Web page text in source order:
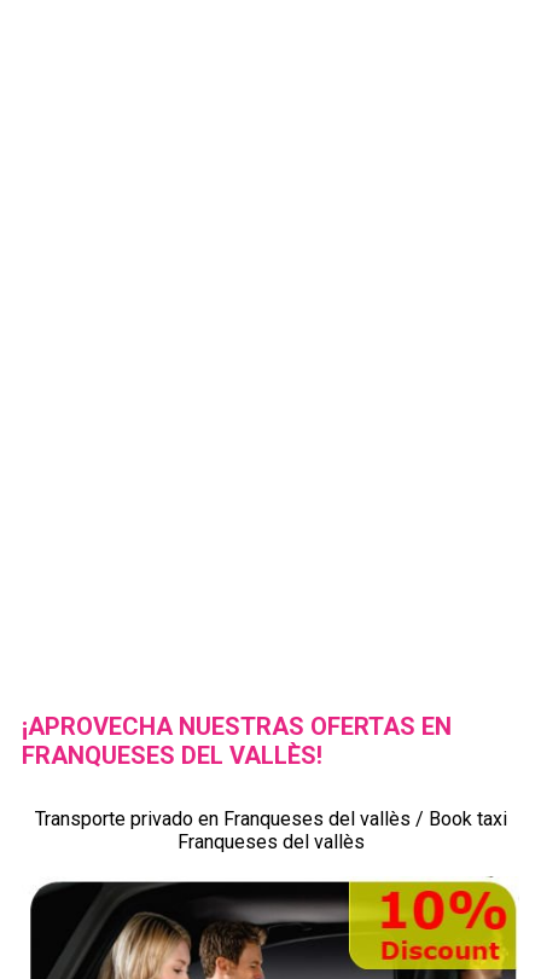
¡APROVECHA NUESTRAS OFERTAS EN
FRANQUESES DEL VALLÈS!
Transporte privado en Franqueses del vallès / Book taxi
Franqueses del vallès